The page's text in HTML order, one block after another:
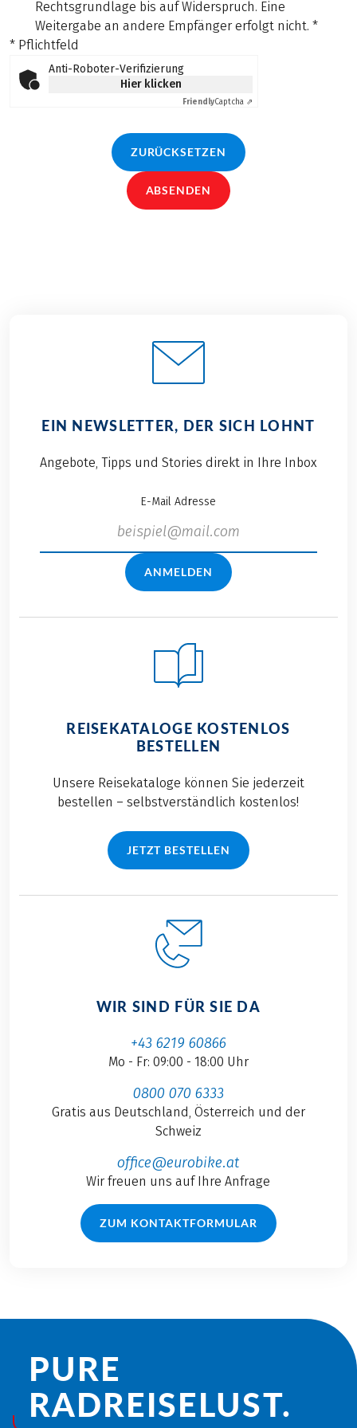
Rechtsgrundlage bis auf Widerspruch. Eine
Weitergabe an andere Empfänger erfolgt nicht. *
* Pflichtfeld
Anti-Roboter-Verifizierung
Hier klicken
FriendlyCaptcha ⇗
ZURÜCKSETZEN
ABSENDEN
EIN NEWSLETTER, DER SICH LOHNT
Angebote, Tipps und Stories direkt in Ihre Inbox
E-Mail Adresse
ANMELDEN
REISEKATALOGE KOSTENLOS
BESTELLEN
Unsere Reisekataloge können Sie jederzeit
bestellen – selbstverständlich kostenlos!
JETZT BESTELLEN
WIR SIND FÜR SIE DA
+43 6219 60866
Mo - Fr: 09:00 - 18:00 Uhr
0800 070 6333
Gratis aus Deutschland, Österreich und der
Schweiz
office@eurobike.at
Wir freuen uns auf Ihre Anfrage
ZUM KONTAKTFORMULAR
PURE
RADREISE­LUST.